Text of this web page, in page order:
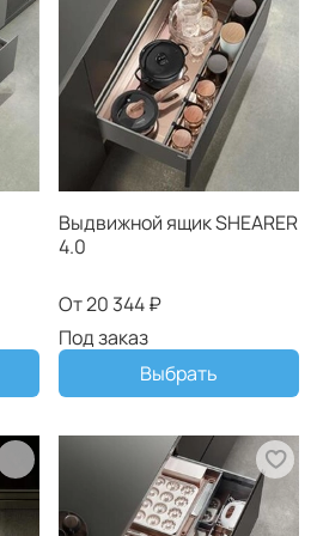
Выдвижной ящик SHEARER
4.0
От20 344 ₽
Под заказ
Выбрать